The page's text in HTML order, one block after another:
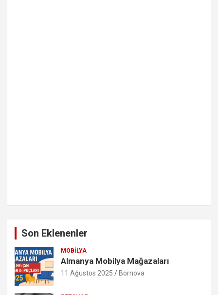
Son Eklenenler
MOBILYA
Almanya Mobilya Mağazaları
11 Ağustos 2025 Bornova